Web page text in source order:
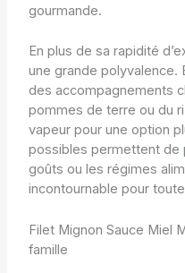
gourmande.
En plus de sa rapidité
une grande polyvalence.
des accompagnements
pommes de terre ou du
vapeur pour une option
possibles permettent de
goûts ou les régimes
incontournable pour
Filet Mignon Sauce Miel
famille